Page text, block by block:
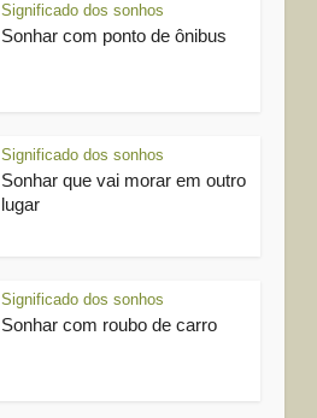
Significado dos sonhos
Sonhar com ponto de ônibus
Significado dos sonhos
Sonhar que vai morar em outro
lugar
Significado dos sonhos
Sonhar com roubo de carro